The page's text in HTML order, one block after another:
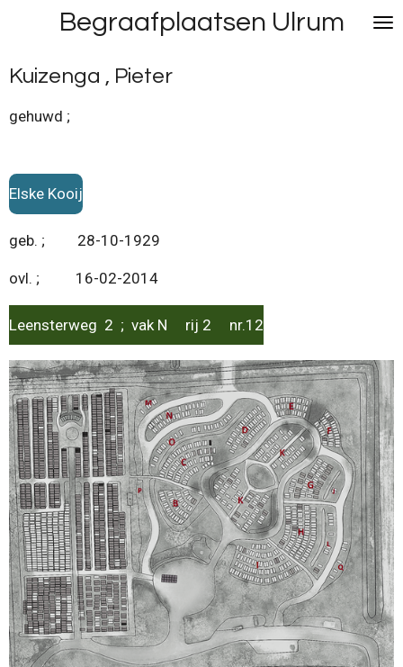
naar
de
hoofdinhoud
Begraafplaatsen Ulrum
Kuizenga , Pieter
gehuwd ;
Elske Kooij
geb. ; 28-10-1929
ovl. ; 16-02-2014
Leensterweg 2 ; vak N rij 2 nr.12